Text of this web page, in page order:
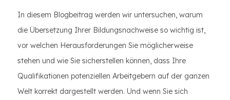
In diesem Blogbeitrag werden wir untersuchen, warum
die Übersetzung Ihrer Bildungsnachweise so wichtig ist,
vor welchen Herausforderungen Sie möglicherweise
stehen und wie Sie sicherstellen können, dass Ihre
Qualifikationen potenziellen Arbeitgebern auf der ganzen
Welt korrekt dargestellt werden. Und wenn Sie sich